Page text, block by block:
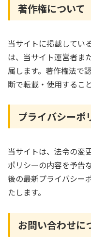
著作権について
当サイトに掲載してい
は、当サイト運営者ま
属します。著作権法で
断で転載・使用するこ
プライバシーポ
当サイトは、法令の変
ポリシーの内容を予告
後の最新プライバシー
たします。
お問い合わせに